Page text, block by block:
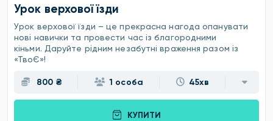
Урок верхової їзди
Урок верхової їзди – це прекрасна нагода опанувати
нові навички та провести час із благородними
кіньми. Даруйте рідним незабутні враження разом із
«ТвоЄ»!
800 ₴ 1 особа 45хв
КУПИТИ